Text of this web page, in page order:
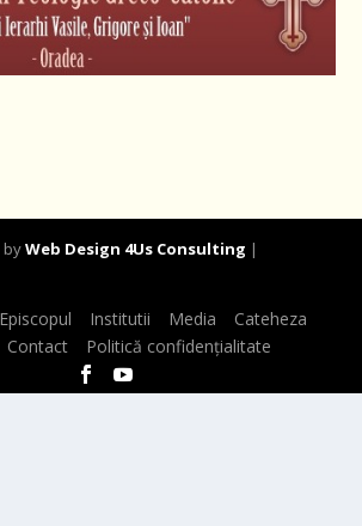
byWeb Design 4Us Consulting |
Episcopul Institutii Media
Cateheza
Contact Politică confidențialitate